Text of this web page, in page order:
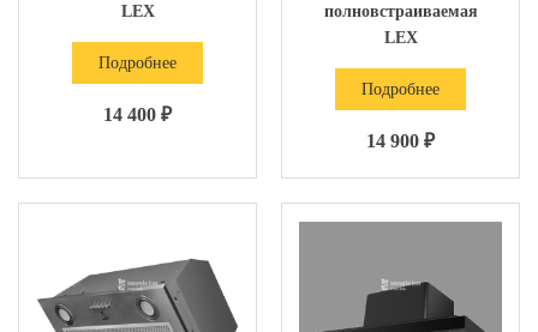
LEX
Подробнее
14 400 ₽
полновстраиваемая
LEX
Подробнее
14 900 ₽